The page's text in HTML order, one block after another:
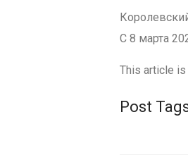
С 8 марта
This article
Post